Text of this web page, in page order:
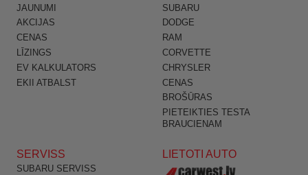
JAUNUMI
AKCIJAS
CENAS
LĪZINGS
EV KALKULATORS
EKII ATBALST
SUBARU
DODGE
RAM
CORVETTE
CHRYSLER
CENAS
BROŠŪRAS
PIETEIKTIES TESTA
BRAUCIENAM
SERVISS
SUBARU SERVISS
LIETOTI AUTO